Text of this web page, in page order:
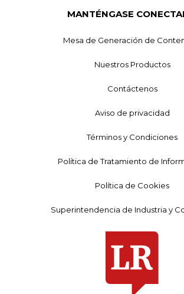
MANTÉNGASE
Mesa de Generación de
Nuestros Productos
Contáctenos
Aviso de privacidad
Términos y Condiciones
Política de Tratamiento de
Política de Cookies
Superintendencia de Industria y